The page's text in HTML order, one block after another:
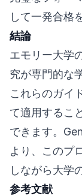
して一発合格
結論
エモリー大学
究が専門的な
これらのガイ
て適用するこ
できます。
より、このプ
しながら大学
参考文献